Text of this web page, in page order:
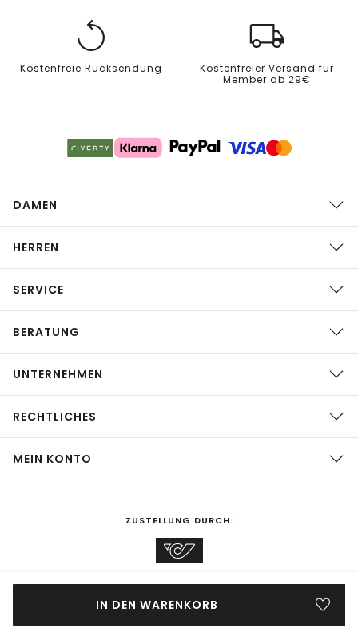
IN DEN WARENKORB
Kostenfreie Rücksendung
Kostenfreier Versand für
Member ab 29€
DAMEN
HERREN
SERVICE
BERATUNG
UNTERNEHMEN
RECHTLICHES
MEIN KONTO
ZUSTELLUNG DURCH: